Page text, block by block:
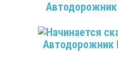
Автодорожник